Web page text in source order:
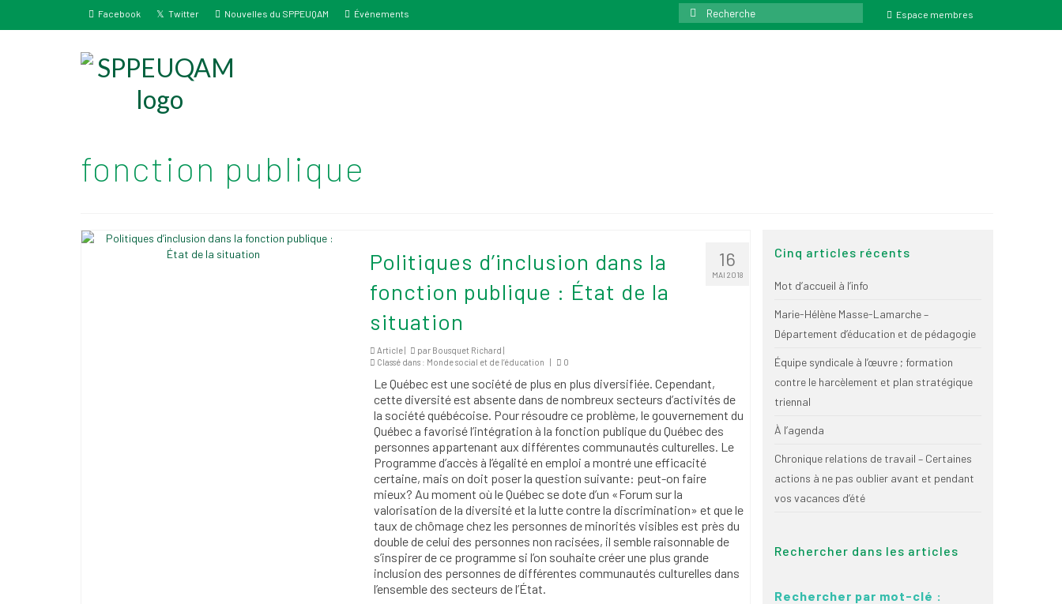
Facebook Twitter Nouvelles du SPPEUQAM Événements
Rechercher
:
Espace membres
fonction publique
16
MAI 2018
Politiques d’inclusion dans la
fonction publique : État de la
situation
Article | par Bousquet Richard |
Classé dans : Monde social et de l’éducation | 0
Le Québec est une société de plus en plus diversifiée. Cependant,
cette diversité est absente dans de nombreux secteurs d’activités de
la société québécoise. Pour résoudre ce problème, le gouvernement du
Québec a favorisé l’intégration à la fonction publique du Québec des
personnes appartenant aux différentes communautés culturelles. Le
Programme d’accès à l’égalité en emploi a montré une efficacité
certaine, mais on doit poser la question suivante: peut-on faire
mieux? Au moment où le Québec se dote d’un «Forum sur la
valorisation de la diversité et la lutte contre la discrimination» et que le
taux de chômage chez les personnes de minorités visibles est près du
double de celui des personnes non racisées, il semble raisonnable de
s’inspirer de ce programme si l’on souhaite créer une plus grande
inclusion des personnes de différentes communautés culturelles dans
l’ensemble des secteurs de l’État.
Cinq articles récents
Mot d’accueil à l’info
Marie-Hélène Masse-Lamarche –
Département d’éducation et de pédagogie
Équipe syndicale à l’œuvre ; formation
contre le harcèlement et plan stratégique
triennal
À l’agenda
Chronique relations de travail – Certaines
actions à ne pas oublier avant et pendant
vos vacances d’été
Rechercher dans les articles
Rechercher par mot-clé :